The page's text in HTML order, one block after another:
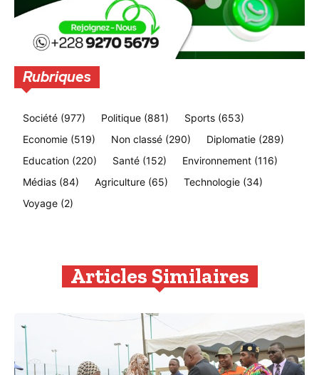
Rubriques
Société (977) Politique (881) Sports (653)
Economie (519) Non classé (290) Diplomatie (289)
Education (220) Santé (152) Environnement (116)
Médias (84) Agriculture (65) Technologie (34)
Voyage (2)
Articles Similaires